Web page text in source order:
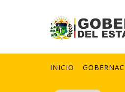
INICIO